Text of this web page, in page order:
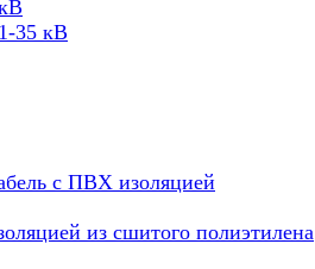
35 кВ
с ПВХ изоляцией
из сшитого полиэтилена